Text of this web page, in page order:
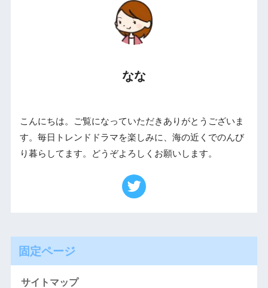
なな
こんにちは。ご覧になっていただきありがとうございま
す。毎日トレンドドラマを楽しみに、海の近くでのんび
り暮らしてます。どうぞよろしくお願いします。
固定ページ
サイトマップ